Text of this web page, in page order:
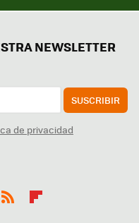
NEWSLETTER
SUSCRIBIR
de privacidad